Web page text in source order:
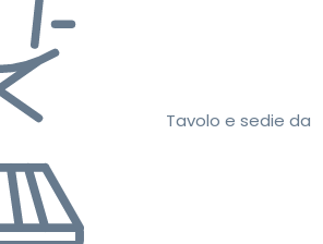
Tavolo e sedie da